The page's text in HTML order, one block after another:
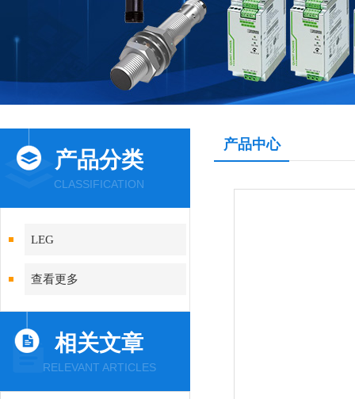
产品分类
CLASSIFICATION
LEG
查看更多
相关文章
RELEVANT ARTICLES
产品中心